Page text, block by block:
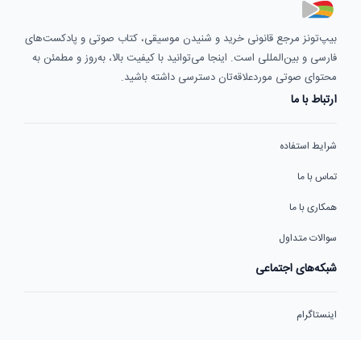
بیپ‌تونز مرجع قانونی خرید و شنیدن موسیقی، کتاب صوتی و پادکست‌های
فارسی و بین‌المللی است. اینجا می‌توانید با کیفیت بالا، به‌روز و مطمئن به
محتوای صوتی موردعلاقه‌تان دسترسی داشته باشید.
ارتباط با ما
شرایط استفاده
تماس با ما
همکاری با ما
سوالات متداول
شبکه‌های اجتماعی
اینستاگرام